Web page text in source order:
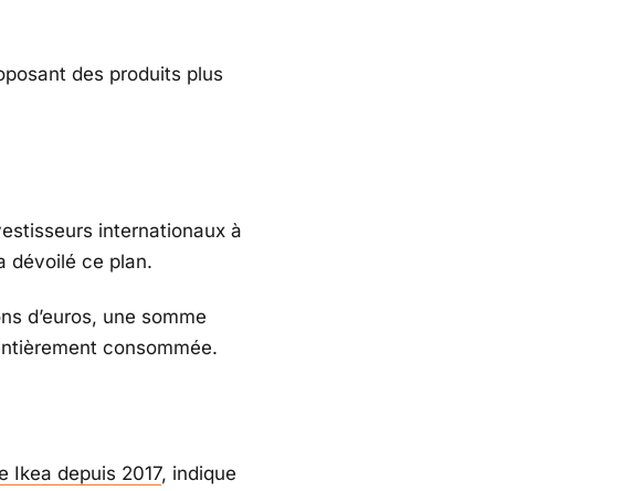
des produits plus
internationaux à
dévoilé ce plan.
d’euros, une somme
consommée.
Ikea depuis 2017, indique